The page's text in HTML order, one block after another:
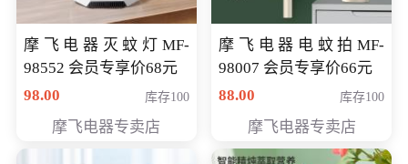
摩飞电器灭蚊灯MF-
98552 会员专享价68元
98.00
库存100
摩飞电器专卖店
摩飞电器电蚊拍MF-
98007 会员专享价66元
88.00
库存100
摩飞电器专卖店